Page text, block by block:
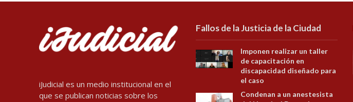
iJudicial es un medio institucional en el
que se publican noticias sobre los
Fallos de la Justicia de la Ciudad
Imponen realizar un taller
de capacitación en
discapacidad diseñado para
el caso
Condenan a un anestesista